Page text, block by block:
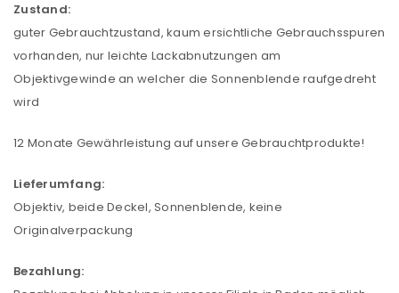
Zustand:
guter Gebrauchtzustand, kaum ersichtliche Gebrauchsspuren
vorhanden, nur leichte Lackabnutzungen am
Objektivgewinde an welcher die Sonnenblende raufgedreht
wird
12 Monate Gewährleistung auf unsere Gebrauchtprodukte!
Lieferumfang:
Objektiv, beide Deckel, Sonnenblende, keine
Originalverpackung
Bezahlung: